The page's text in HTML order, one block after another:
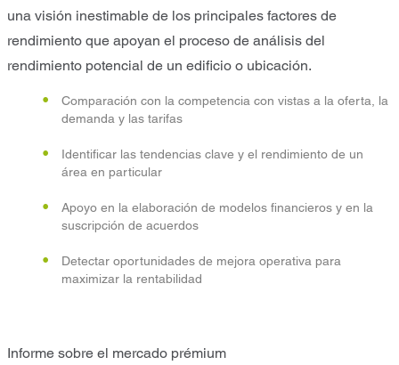
una visión inestimable de los principales factores de
rendimiento que apoyan el proceso de análisis del
rendimiento potencial de un edificio o ubicación.
Comparación con la competencia con vistas a la oferta, la
demanda y las tarifas
Identificar las tendencias clave y el rendimiento de un
área en particular
Apoyo en la elaboración de modelos financieros y en la
suscripción de acuerdos
Detectar oportunidades de mejora operativa para
maximizar la rentabilidad
Informe sobre el mercado prémium